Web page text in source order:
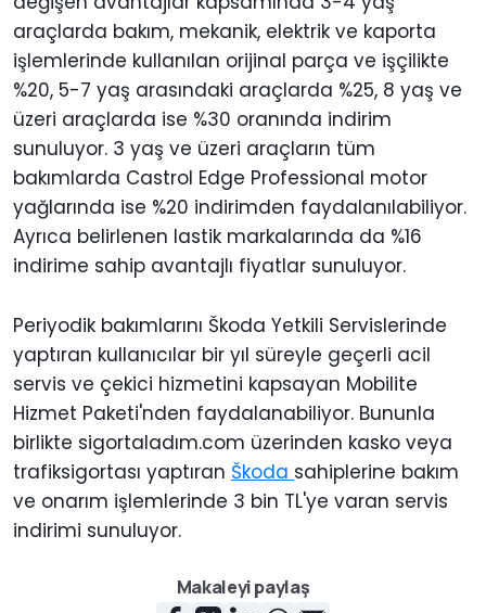
araçlarda bakım, mekanik, elektrik ve kaporta
işlemlerinde kullanılan orijinal parça ve işçilikte
%20, 5-7 yaş arasındaki araçlarda %25, 8 yaş ve
üzeri araçlarda ise %30 oranında indirim
sunuluyor. 3 yaş ve üzeri araçların tüm
bakımlarda Castrol Edge Professional motor
yağlarında ise %20 indirimden faydalanılabiliyor.
Ayrıca belirlenen lastik markalarında da %16
indirime sahip avantajlı fiyatlar sunuluyor.
Periyodik bakımlarını Škoda Yetkili Servislerinde
yaptıran kullanıcılar bir yıl süreyle geçerli acil
servis ve çekici hizmetini kapsayan Mobilite
Hizmet Paketi'nden faydalanabiliyor. Bununla
birlikte sigortaladım.com üzerinden kasko veya
trafiksigortası yaptıran Škoda sahiplerine bakım
ve onarım işlemlerinde 3 bin TL'ye varan servis
indirimi sunuluyor.
Makaleyi paylaş